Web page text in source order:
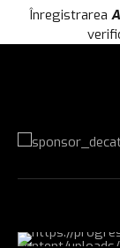
Înregistrarea